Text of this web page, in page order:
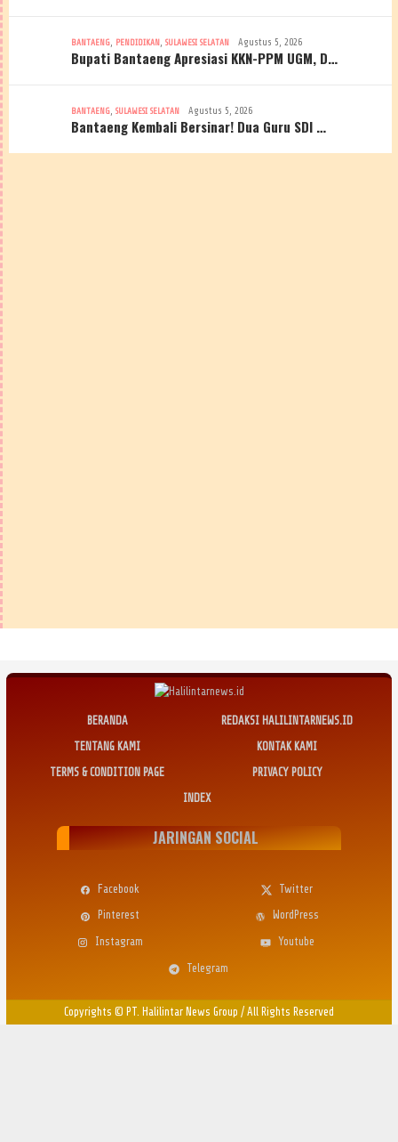
BANTAENG, PENDIDIKAN, SULAWESI SELATAN Agustus 5, 2026
Bupati Bantaeng Apresiasi KKN-PPM UGM, D…
BANTAENG, SULAWESI SELATAN Agustus 5, 2026
Bantaeng Kembali Bersinar! Dua Guru SDI …
BERANDA
REDAKSI HALILINTARNEWS.ID
TENTANG KAMI
KONTAK KAMI
TERMS & CONDITION PAGE
PRIVACY POLICY
INDEX
JARINGAN SOCIAL
Facebook
Twitter
Pinterest
WordPress
Instagram
Youtube
Telegram
Copyrights © PT. Halilintar News Group / All Rights Reserved